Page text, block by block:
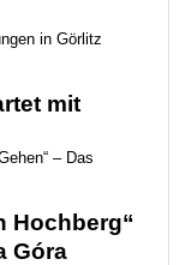
in Görlitz
mit
– Das
Hochberg“
Góra